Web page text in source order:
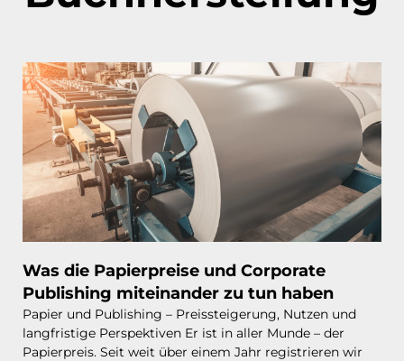
Was die Papierpreise und Corporate
Publishing miteinander zu tun haben
Papier und Publishing – Preissteigerung, Nutzen und
langfristige Perspektiven Er ist in aller Munde – der
Papierpreis. Seit weit über einem Jahr registrieren wir